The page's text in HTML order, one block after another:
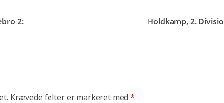
2:
Holdkamp, 2.
Krævede felter er markeret med *